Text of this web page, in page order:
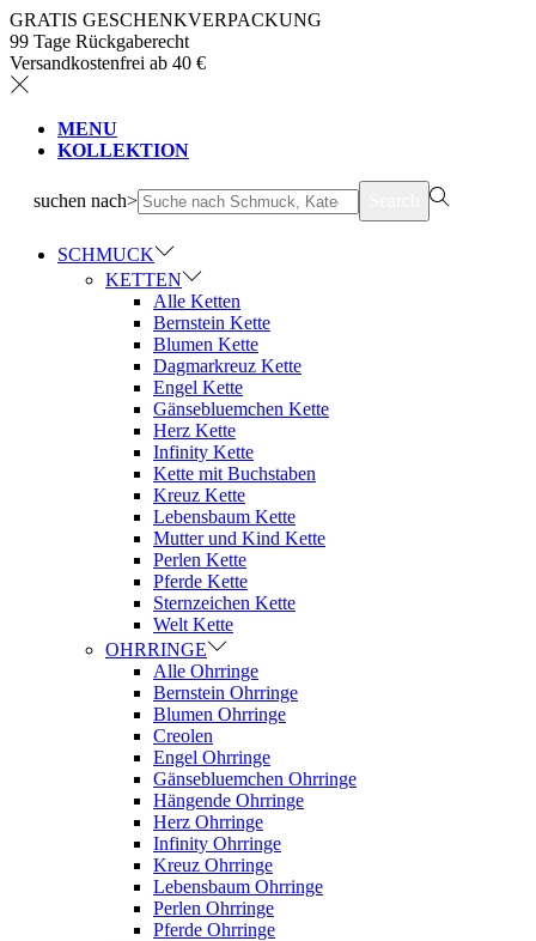
GRATIS GESCHENKVERPACKUNG
99 Tage Rückgaberecht
Versandkostenfrei ab 40 €
MENU
KOLLEKTION
suchen nach>
SCHMUCK
KETTEN
Alle Ketten
Bernstein Kette
Blumen Kette
Dagmarkreuz Kette
Engel Kette
Gänsebluemchen Kette
Herz Kette
Infinity Kette
Kette mit Buchstaben
Kreuz Kette
Lebensbaum Kette
Mutter und Kind Kette
Perlen Kette
Pferde Kette
Sternzeichen Kette
Welt Kette
OHRRINGE
Alle Ohrringe
Bernstein Ohrringe
Blumen Ohrringe
Creolen
Engel Ohrringe
Gänsebluemchen Ohrringe
Hängende Ohrringe
Herz Ohrringe
Infinity Ohrringe
Kreuz Ohrringe
Lebensbaum Ohrringe
Perlen Ohrringe
Pferde Ohrringe